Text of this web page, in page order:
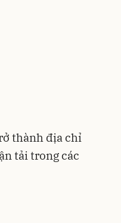
thành địa chỉ
tải trong các